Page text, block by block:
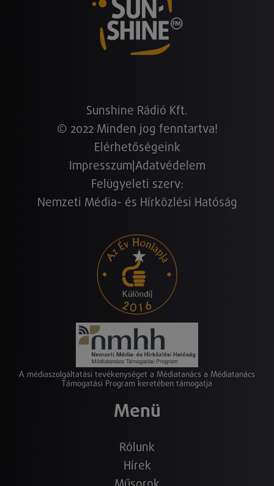
Sunshine Rádió Kft.
© 2022 Minden jog fenntartva!
Elérhetőségeink
Impresszum Adatvédelem
Felügyeleti szerv:
Nemzeti Média- és Hírközlési Hatóság
A médiaszolgáltatási tevékenységet a Médiatanács a Médiatanács
Támogatási Program keretében támogatja
Menü
Rólunk
Hírek